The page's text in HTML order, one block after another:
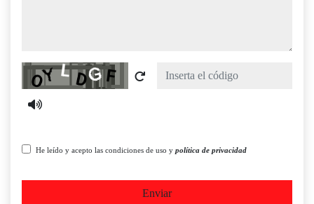
Captcha
He leído y acepto las condiciones de uso y política de privacidad
Enviar